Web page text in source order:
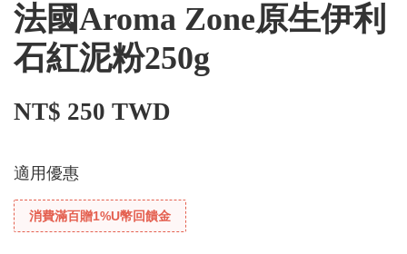
法國Aroma Zone原生伊利
石紅泥粉250g
NT$ 250 TWD
適用優惠
消費滿百贈1%U幣回饋金